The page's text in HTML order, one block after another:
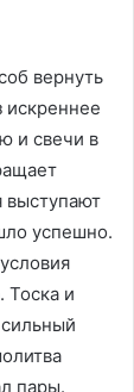
вернуть
искреннее
и свечи в
выступают
успешно.
Тоска и
пары.